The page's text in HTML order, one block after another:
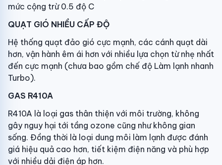
mức cộng trừ 0.5 độ C
QUẠT GIÓ NHIỀU CẤP ĐỘ
Hệ thống quạt đảo gió cực mạnh, các cánh quạt dài
hơn, vận hành êm ái hơn với nhiều lựa chọn từ nhẹ nhất
đến cực mạnh (chưa bao gồm chế độ Làm lạnh nhanh
Turbo).
GAS R410A
R410A là loại gas thân thiện với môi trường, không
gây nguy hại tới tầng ozone cũng như không gian
sống. Đồng thời là loại dung môi làm lạnh được đánh
giá hiệu quả cao hơn, tiết kiệm điện năng và phù hợp
với nhiều dải điện áp hơn.